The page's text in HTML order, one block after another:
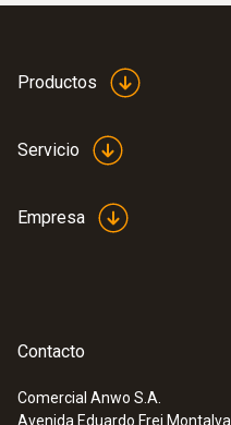
Productos
Servicio
Empresa
Contacto
Comercial Anwo S.A.
Avenida Eduardo Frei Montalva